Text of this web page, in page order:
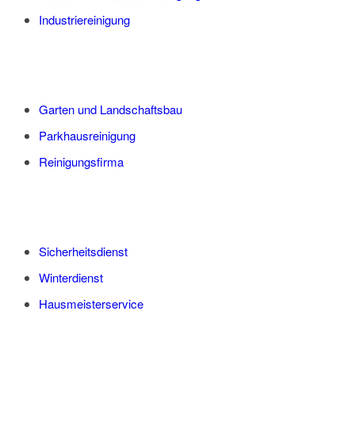
Industriereinigung
Garten und Landschaftsbau
Parkhausreinigung
Reinigungsfirma
Sicherheitsdienst
Winterdienst
Hausmeisterservice